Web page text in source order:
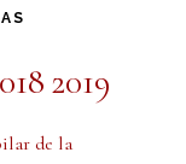
2019
de la